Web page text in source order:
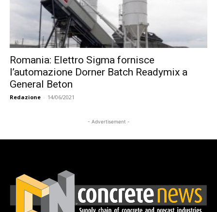
Romania: Elettro Sigma fornisce
l’automazione Dorner Batch Readymix a
General Beton
Redazione - 14/06/2021
- Advertisement -